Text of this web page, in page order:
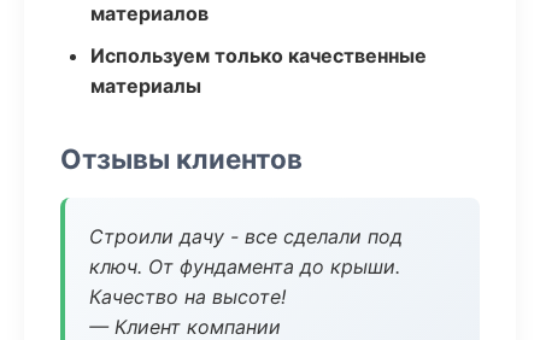
материалов
Используем только качественные
материалы
Отзывы клиентов
Строили дачу - все сделали под
ключ. От фундамента до крыши.
Качество на высоте!
— Клиент компании